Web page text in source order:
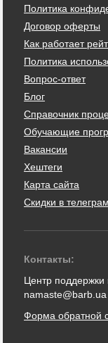
Политика
Договор оферты
Как работает
Политика
Вопрос-ответ
Блог
Справочник
Обучающие
Вакансии
Хештеги
Карта сайта
Скидки в телеграм
Контакты:
Центр поддержки
namaste@barb.ua
Форма обратной